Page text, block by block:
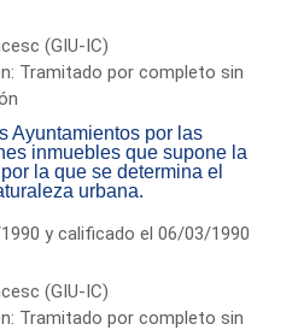
(GIU-IC)
Tramitado por completo sin
Ayuntamientos por las
inmuebles que supone la
la que se determina el
urbana.
y calificado el 06/03/1990
(GIU-IC)
Tramitado por completo sin